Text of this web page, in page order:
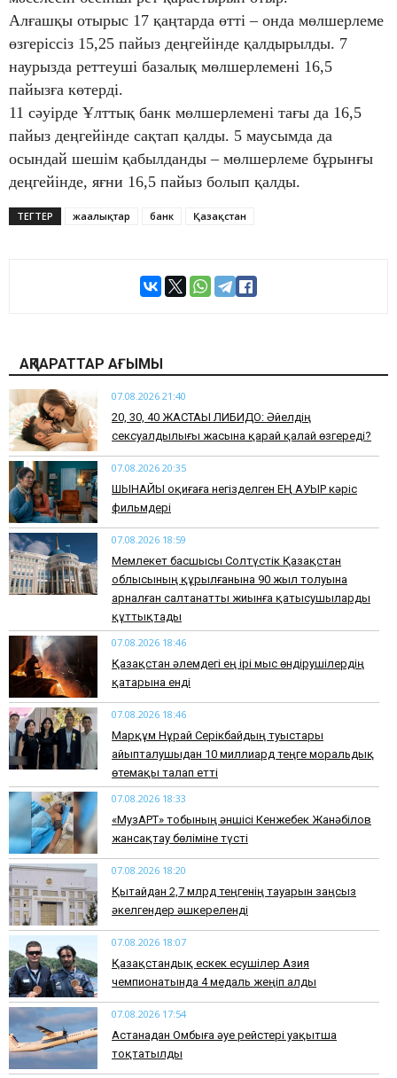
Алғашқы отырыс 17 қаңтарда өтті – онда мөлшерлеме
өзгеріссіз 15,25 пайыз деңгейінде қалдырылды. 7
наурызда реттеуші базалық мөлшерлемені 16,5
пайызға көтерді.
11 сәуірде Ұлттық банк мөлшерлемені тағы да 16,5
пайыз деңгейінде сақтап қалды. 5 маусымда да
осындай шешім қабылданды – мөлшерлеме бұрынғы
деңгейінде, яғни 16,5 пайыз болып қалды.
ТЕГТЕР жаңалықтар банк Қазақстан
АҚПАРАТТАР АҒЫМЫ
07.08.2026 21:40
​20, 30, 40 ЖАСТАҒЫ ЛИБИДО: Әйелдің
сексуалдылығы жасына қарай қалай өзгереді?
07.08.2026 20:35
​ШЫНАЙЫ оқиғаға негізделген ЕҢ АУЫР кәріс
фильмдері
07.08.2026 18:59
Мемлекет басшысы Солтүстік Қазақстан
облысының құрылғанына 90 жыл толуына
арналған салтанатты жиынға қатысушыларды
құттықтады
07.08.2026 18:46
Қазақстан әлемдегі ең ірі мыс өндірушілердің
қатарына енді
07.08.2026 18:46
Марқұм Нұрай Серікбайдың туыстары
айыпталушыдан 10 миллиард теңге моральдық
өтемақы талап етті
07.08.2026 18:33
«МузАРТ» тобының әншісі Кенжебек Жанәбілов
жансақтау бөліміне түсті
07.08.2026 18:20
Қытайдан 2,7 млрд теңгенің тауарын заңсыз
әкелгендер әшкереленді
07.08.2026 18:07
Қазақстандық ескек есушілер Азия
чемпионатында 4 медаль жеңіп алды
07.08.2026 17:54
Астанадан Омбыға әуе рейстері уақытша
тоқтатылды